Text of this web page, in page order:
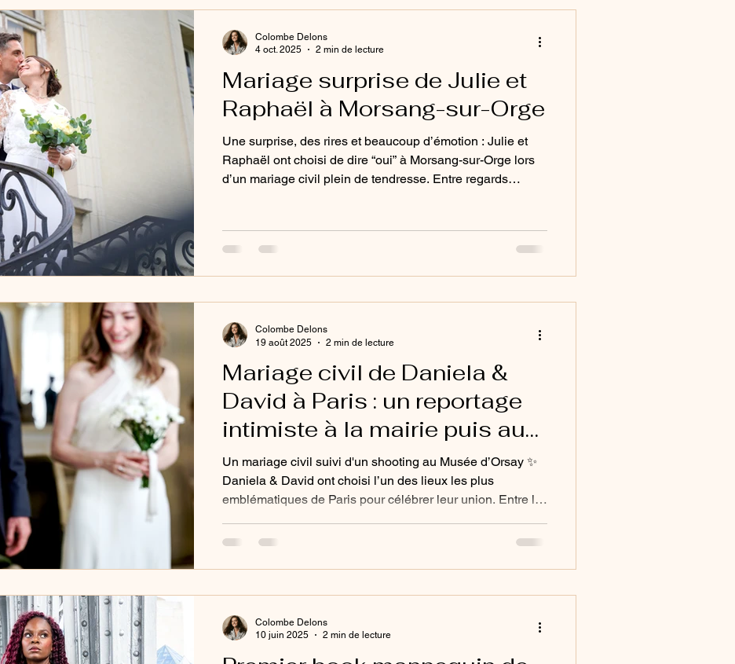
été vécue, avec naturel et authenticité.
Mariage surprise de Julie et
Raphaël à Morsang-sur-Orge
Une surprise, des rires et beaucoup d’émotion : Julie et
Raphaël ont choisi de dire “oui” à Morsang-sur-Orge lors
d’un mariage civil plein de tendresse. Entre regards
toute la beauté d’un amour sincère et spontané.
Colombe Delons
4 oct. 2025
2 min de lecture
Mariage civil de Daniela &
David à Paris : un reportage
intimiste à la mairie puis au
musée d’Orsay
Un mariage civil suivi d'un shooting au Musée d’Orsay ✨
Daniela & David ont choisi l’un des lieux les plus
emblématiques de Paris pour célébrer leur union. Entre la
monumentales et l’iconique horloge, chaque photo
reportage unique qui mêle émotion, famille et patrimoine
artistique.
Colombe Delons
19 août 2025
2 min de lecture
Colombe Delons
10 juin 2025
2 min de lecture